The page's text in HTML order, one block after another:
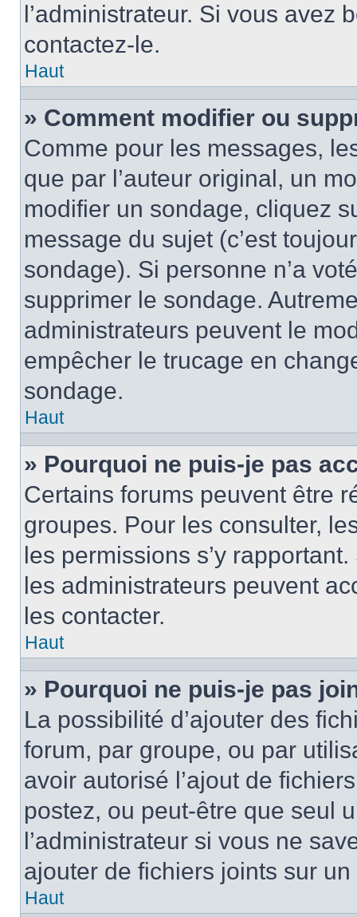
l’administrateur. Si vous avez
contactez-le.
Haut
» Comment modifier ou
Comme pour les messages,
que par l’auteur original, un
modifier un sondage, cliquez
message du sujet (c’est
sondage). Si personne n’a
supprimer le sondage.
administrateurs peuvent le
empêcher le trucage en
sondage.
Haut
» Pourquoi ne puis-je pas
Certains forums peuvent être
groupes. Pour les consulter,
les permissions s’y
les administrateurs peuvent
les contacter.
Haut
» Pourquoi ne puis-je pas
La possibilité d’ajouter des
forum, par groupe, ou par
avoir autorisé l’ajout de
postez, ou peut-être que seul
l’administrateur si vous ne
ajouter de fichiers joints sur un
Haut